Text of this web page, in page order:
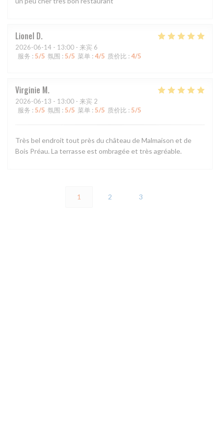
Lionel D
2026-06-14 - 13:00 - 来宾 6
服务 : 5/5 氛围 : 5/5 菜单 : 4/5 质价比 : 4/5
Virginie M
2026-06-13 - 13:00 - 来宾 2
服务 : 5/5 氛围 : 5/5 菜单 : 5/5 质价比 : 5/5
Très bel endroit tout près du château de Malmaison et de
Bois Préau. La terrasse est ombragée et très agréable.
1 2 3